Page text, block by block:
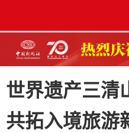
世界遗产三清
共拓入境旅游